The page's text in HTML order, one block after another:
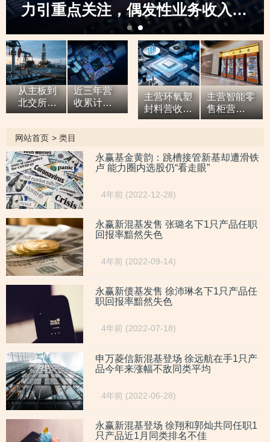
力引重点关注，偶发性业务收入骤
升，创业板定位之监管“不动摇”
从主板到
北交所，7
亿元营收
服务商两
次撤单，
募投项目
必要性与
核心技术
竞争力
遭“拷问”
近三年营
收累计超9
亿元，拓
场背后外
销收入合
计六百余
万元，辅
导期间参
与高校牵
头的重点
研发项
目，大客
户股东或
与该高校
人员“同名”
主营环氧塑
封料营收逐
年增高，应
同行，辅导
期内或向关
击”置出资
主营智能零
售柜营
收“两连
低，自称AI
驱动零售企
网站首页 > 类目
永赢基金黄韵：跳槽接管新基却遭滑铁
卢 能力圈内选股仍“看走眼”
4年前 (2022-12-28)
永赢新混基发售 张璐名下1只产品任职
回报率黯然失色
4年前 (2022-09-14)
永赢新债基发售 徐沛琳名下1只产品任
职回报率黯然失色
4年前 (2022-07-18)
申万菱信新混基登场 徐远航在手1只产
品今年来涨幅不敌同类平均
4年前 (2022-06-28)
永赢新混基登场 徐翔和郭灿共同任职1
只产品近1月同类排名不佳